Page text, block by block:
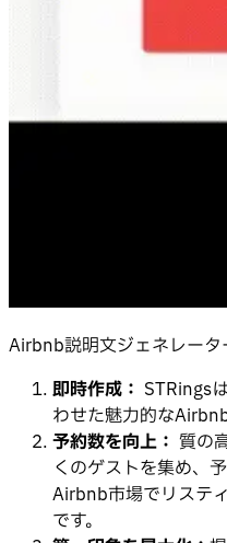
Airbnb説明文ジェネレータ
即時作成： STRings
わせた魅力的な
予約数を向上： 質の
くのゲストを集め、
Airbnb市場でリステ
です。